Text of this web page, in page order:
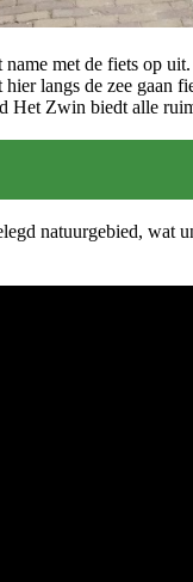
name met de fiets op
langs de zee gaan
Het Zwin biedt alle
natuurgebied,